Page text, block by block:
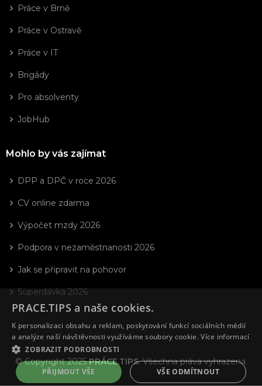
Práce v Brně
Práce v Ostravě
Práce v IT
Brigády
Pro absolventy
JobHub
Mohlo by vás zajímat
DPP a DPČ v roce 2026
CV online zdarma
Výpočet mzdy 2026
Podpora v nezaměstnanosti 2026
Jak se připravit na pohovor
Superdávka 2026
© Copyright 2025PRÁCE.TIPS. Všechna práva vyhrazena.
PRACE.TIPS a naše cookies.
K personalizaci obsahu a reklam, poskytování funkcí sociálních médií
a analýze naší návštěvnosti využíváme soubory cookie.Více informací
ZOBRAZIT PODROBNOSTI
PŘIJMOUT VŠE VŠE ODMÍTNOUT